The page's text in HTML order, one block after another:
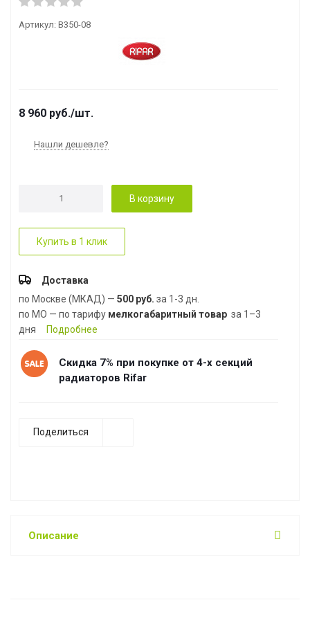
Артикул: B350-08
8 960 руб./шт.
Нашли дешевле?
В корзину
Купить в 1 клик
Доставка
по Москве (МКАД) — 500 руб. за 1-3 дн.
по МО — по тарифу мелкогабаритный товар за 1–3
дня
Подробнее
Скидка 7% при покупке от 4-х секций
радиаторов Rifar
Поделиться
Описание